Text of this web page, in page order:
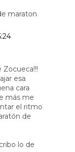
maraton
Zocueca!!!
esa
cara
más me
el ritmo
de
lo de